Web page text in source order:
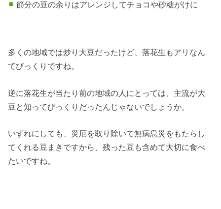
節分の豆の余りはアレンジしてチョコや砂糖がけに
多くの地域では炒り大豆だったけど、落花生もアリなん
てびっくりですね。
逆に落花生が当たり前の地域の人にとっては、主流が大
豆と知ってびっくりだったんじゃないでしょうか。
いずれにしても、災厄を取り除いて無病息災をもたらし
てくれる豆まきですから、残った豆も含めて大切に食べ
たいですね。